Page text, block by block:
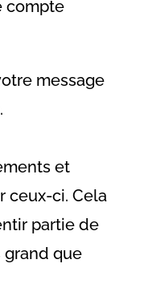
compte
message
et
ceux-ci. Cela
partie de
que